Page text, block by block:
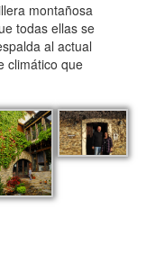
montañosa
todas ellas se
al actual
climático que